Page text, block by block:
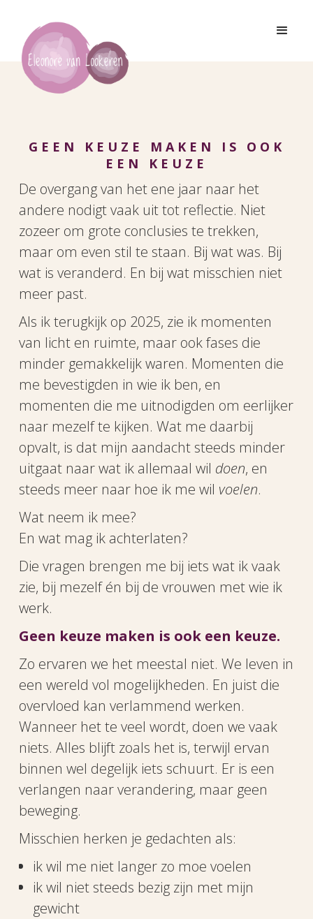
GEEN KEUZE MAKEN IS OOK
EEN KEUZE
De overgang van het ene jaar naar het
andere nodigt vaak uit tot reflectie. Niet
zozeer om grote conclusies te trekken,
maar om even stil te staan. Bij wat was. Bij
wat is veranderd. En bij wat misschien niet
meer past.
Als ik terugkijk op 2025, zie ik momenten
van licht en ruimte, maar ook fases die
minder gemakkelijk waren. Momenten die
me bevestigden in wie ik ben, en
momenten die me uitnodigden om eerlijker
naar mezelf te kijken. Wat me daarbij
opvalt, is dat mijn aandacht steeds minder
uitgaat naar wat ik allemaal wil doen, en
steeds meer naar hoe ik me wil voelen.
Wat neem ik mee?
En wat mag ik achterlaten?
Die vragen brengen me bij iets wat ik vaak
zie, bij mezelf én bij de vrouwen met wie ik
werk.
Geen keuze maken is ook een keuze.
Zo ervaren we het meestal niet. We leven in
een wereld vol mogelijkheden. En juist die
overvloed kan verlammend werken.
Wanneer het te veel wordt, doen we vaak
niets. Alles blijft zoals het is, terwijl ervan
binnen wel degelijk iets schuurt. Er is een
verlangen naar verandering, maar geen
beweging.
Misschien herken je gedachten als:
ik wil me niet langer zo moe voelen
ik wil niet steeds bezig zijn met mijn
gewicht